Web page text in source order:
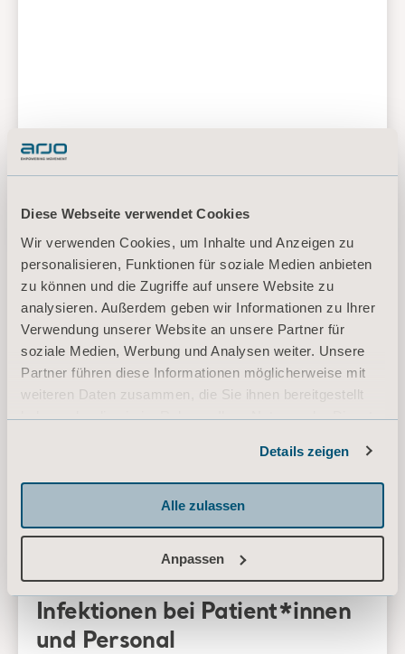
Diese Webseite verwendet Cookies
Wir verwenden Cookies, um Inhalte und Anzeigen zu
personalisieren, Funktionen für soziale Medien anbieten
zu können und die Zugriffe auf unsere Website zu
analysieren. Außerdem geben wir Informationen zu Ihrer
Verwendung unserer Website an unsere Partner für
soziale Medien, Werbung und Analysen weiter. Unsere
Partner führen diese Informationen möglicherweise mit
weiteren Daten zusammen, die Sie ihnen bereitgestellt
haben oder die sie im Rahmen Ihrer Nutzung der Dienste
Details zeigen
Alle zulassen
Anpassen
<p>* Bitte wenden Sie sich an Ihren Vertriebspartner vor Ort,&nbsp;ob
das Produkt in Ihrem Land verfügbar ist.</p>
Mehr anzeigen
Verwandte Inhalte für
unsere Kategorie
Desinfektion
Gesundheitssystem-assoziierte
Infektionen bei Patient*innen
und Personal